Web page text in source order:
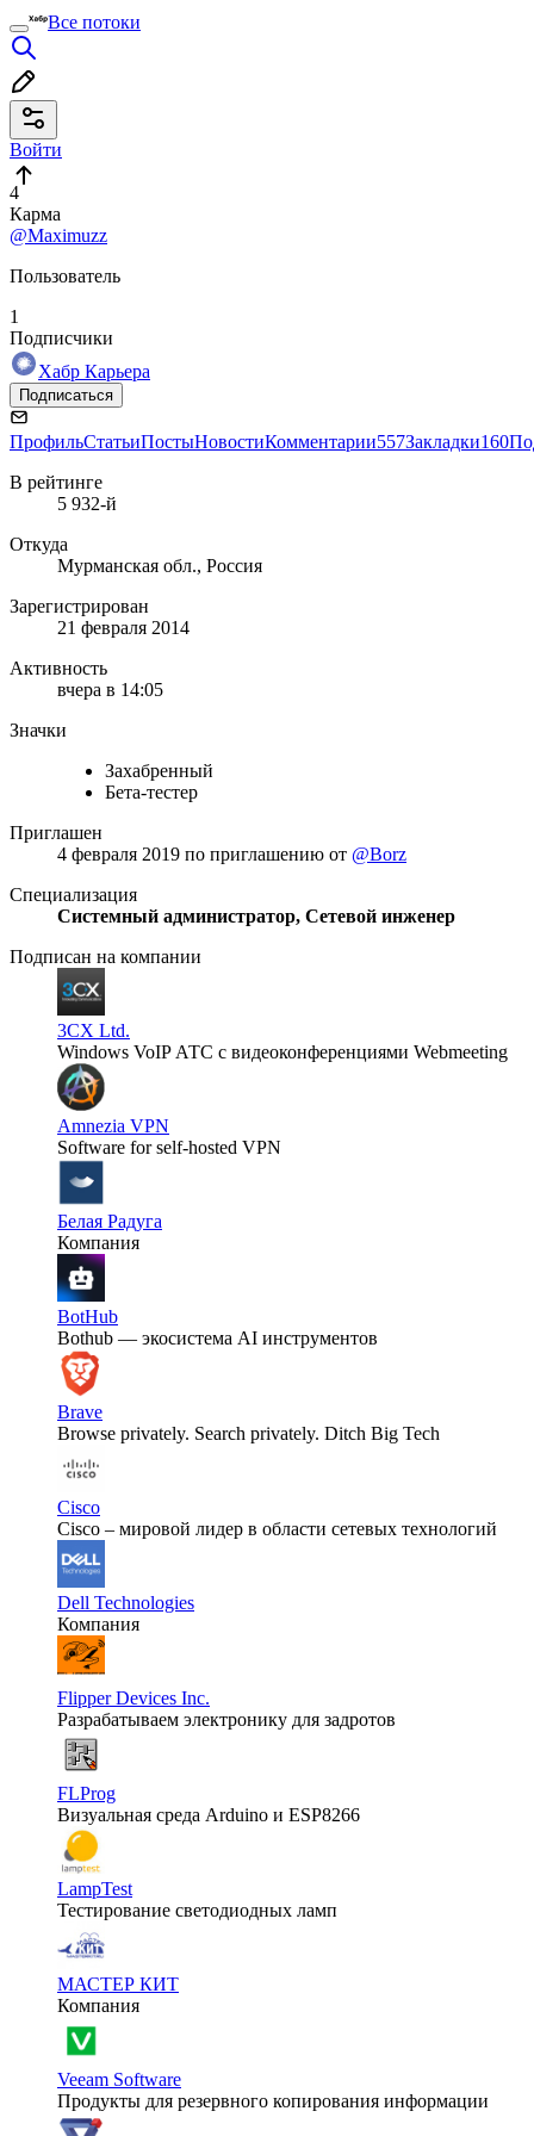
Все потоки
Войти
4
Карма
@Maximuzz
Пользователь
1
Подписчики
Хабр Карьера
Подписаться
ПрофильСтатьиПостыНовостиКомментарии557Закладки160
В рейтинге
5 932-й
Откуда
Мурманская обл., Россия
Зарегистрирован
21 февраля 2014
Активность
вчера в 14:05
Значки
Захабренный
Бета-тестер
Приглашен
4 февраля 2019 по приглашению от @Borz
Специализация
Системный администратор, Сетевой инженер
Подписан на компании
3CX Ltd.
Windows VoIP АТС с видеоконференциями Webmeeting
Amnezia VPN
Software for self-hosted VPN
Белая Радуга
Компания
BotHub
Bothub — экосистема AI инструментов
Brave
Browse privately. Search privately. Ditch Big Tech
Cisco
Cisco – мировой лидер в области сетевых технологий
Dell Technologies
Компания
Flipper Devices Inc.
Разрабатываем электронику для задротов
FLProg
Визуальная среда Arduino и ESP8266
LampTest
Тестирование светодиодных ламп
МАСТЕР КИТ
Компания
Veeam Software
Продукты для резервного копирования информации